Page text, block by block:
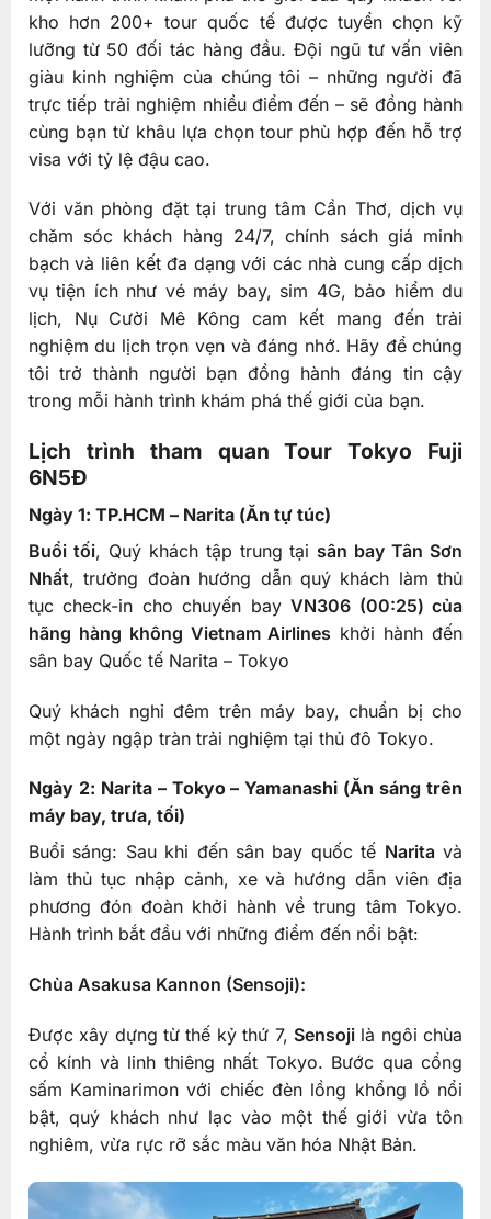
kho hơn 200+ tour quốc tế được tuyển chọn kỹ
lưỡng từ 50 đối tác hàng đầu. Đội ngũ tư vấn viên
giàu kinh nghiệm của chúng tôi – những người đã
trực tiếp trải nghiệm nhiều điểm đến – sẽ đồng hành
cùng bạn từ khâu lựa chọn tour phù hợp đến hỗ trợ
visa với tỷ lệ đậu cao.
Với văn phòng đặt tại trung tâm Cần Thơ, dịch vụ
chăm sóc khách hàng 24/7, chính sách giá minh
bạch và liên kết đa dạng với các nhà cung cấp dịch
vụ tiện ích như vé máy bay, sim 4G, bảo hiểm du
lịch, Nụ Cười Mê Kông cam kết mang đến trải
nghiệm du lịch trọn vẹn và đáng nhớ. Hãy để chúng
tôi trở thành người bạn đồng hành đáng tin cậy
trong mỗi hành trình khám phá thế giới của bạn.
Lịch trình tham quan Tour Tokyo Fuji
6N5Đ
Ngày 1: TP.HCM – Narita (Ăn tự túc)
Buổi tối, Quý khách tập trung tại sân bay Tân Sơn
Nhất, trưởng đoàn hướng dẫn quý khách làm thủ
tục check-in cho chuyến bayVN306 (00:25) của
hãng hàng không Vietnam Airlines khởi hành đến
sân bay Quốc tế Narita – Tokyo
Quý khách nghỉ đêm trên máy bay, chuẩn bị cho
một ngày ngập tràn trải nghiệm tại thủ đô Tokyo.
Ngày 2: Narita – Tokyo – Yamanashi (Ăn sáng trên
máy bay, trưa, tối)
Buổi sáng: Sau khi đến sân bay quốc tế Naritavà
làm thủ tục nhập cảnh, xe và hướng dẫn viên địa
phương đón đoàn khởi hành về trung tâm Tokyo.
Hành trình bắt đầu với những điểm đến nổi bật:
Chùa Asakusa Kannon (Sensoji):
Được xây dựng từ thế kỷ thứ 7, Sensoji là ngôi chùa
cổ kính và linh thiêng nhất Tokyo. Bước qua cổng
sấm Kaminarimon với chiếc đèn lồng khổng lồ nổi
bật, quý khách như lạc vào một thế giới vừa tôn
nghiêm, vừa rực rỡ sắc màu văn hóa Nhật Bản.